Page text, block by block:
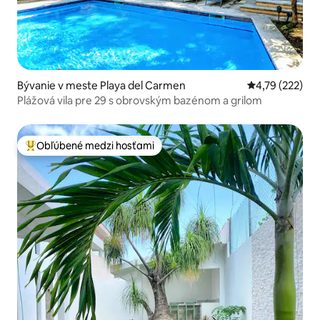
Bývanie v meste Playa del Carmen Priemerné
4,79 (222)
Plážová vila pre 29 s obrovským bazénom a grilom
Najobľúbenejšie medzi hosťami
Obľúbené medzi hosťami